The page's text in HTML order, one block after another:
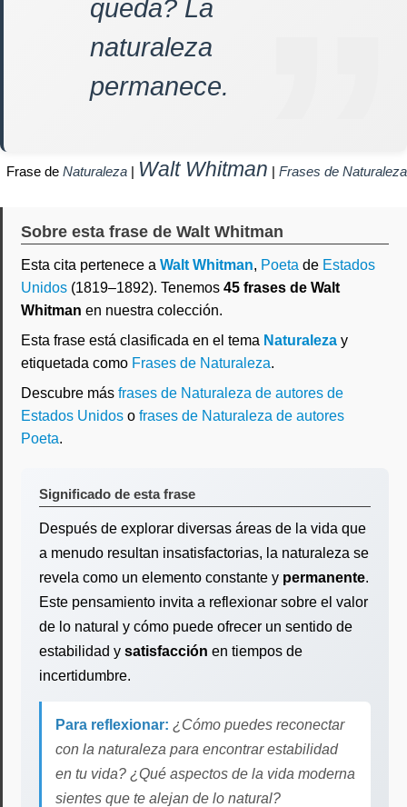
queda? La
naturaleza
permanece.
Frase de Naturaleza | Walt Whitman | Frases de Naturaleza
Sobre esta frase de Walt Whitman
Esta cita pertenece a Walt Whitman, Poeta de Estados
Unidos (1819–1892). Tenemos 45 frases de Walt
Whitman en nuestra colección.
Esta frase está clasificada en el tema Naturaleza y
etiquetada como Frases de Naturaleza.
Descubre más frases de Naturaleza de autores de
Estados Unidos o frases de Naturaleza de autores
Poeta.
Significado de esta frase
Después de explorar diversas áreas de la vida que
a menudo resultan insatisfactorias, la naturaleza se
revela como un elemento constante y permanente.
Este pensamiento invita a reflexionar sobre el valor
de lo natural y cómo puede ofrecer un sentido de
estabilidad y satisfacción en tiempos de
incertidumbre.
Para reflexionar: ¿Cómo puedes reconectar
con la naturaleza para encontrar estabilidad
en tu vida? ¿Qué aspectos de la vida moderna
sientes que te alejan de lo natural?